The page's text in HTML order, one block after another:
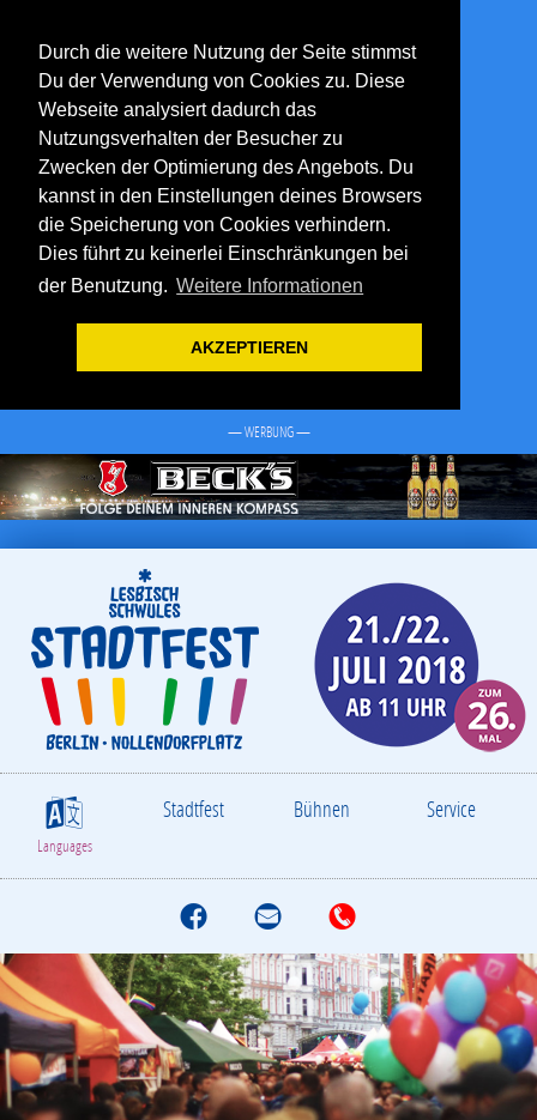
Durch die weitere Nutzung der Seite stimmst
Du der Verwendung von Cookies zu. Diese
Webseite analysiert dadurch das
Nutzungsverhalten der Besucher zu
Zwecken der Optimierung des Angebots. Du
kannst in den Einstellungen deines Browsers
die Speicherung von Cookies verhindern.
Dies führt zu keinerlei Einschränkungen bei
der Benutzung. Weitere Informationen
AKZEPTIEREN
— WERBUNG —
S
Languages
Stadtfest Bühnen Service
f M T